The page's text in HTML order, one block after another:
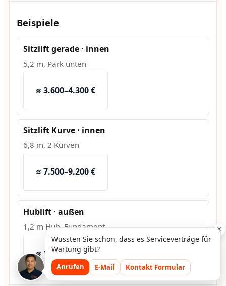
Beispiele
Sitzlift gerade · innen
5,2 m, Park unten
≈ 3.600–4.300 €
Sitzlift Kurve · innen
6,8 m, 2 Kurven
≈ 7.500–9.200 €
Hublift · außen
1,2 m Hub, Fundament
≈ 10.800–13.500 €
×
Wussten Sie schon, dass es Serviceverträge für
Wartung gibt?
Anrufen E-Mail Kontakt Formular